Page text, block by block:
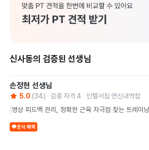
신사동의 검증된 선생님
손정현 선생님
5.0 (34) 검증 자격 4
인헬서짐 연신내역점
영상 피드백 관리, 정확한 근육 자극점 찾는 트레이닝
운닥 혜택